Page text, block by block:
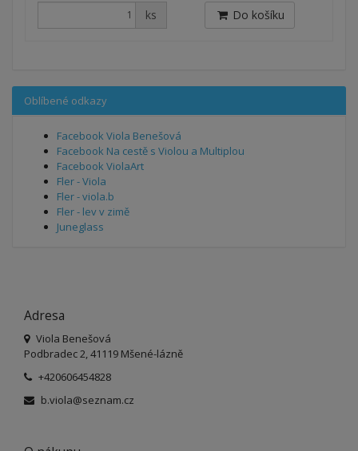
ks Do košíku
Oblíbené odkazy
Facebook Viola Benešová
Facebook Na cestě s Violou a Multiplou
Facebook ViolaArt
Fler - Viola
Fler - viola.b
Fler - lev v zimě
Juneglass
Adresa
Viola Benešová
Podbradec 2, 41119 Mšené-lázně
+420606454828
b.viola@seznam.cz